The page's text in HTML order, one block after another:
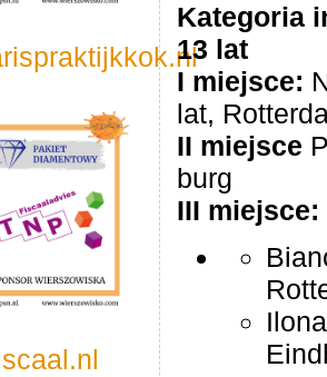
Kate­go­ria
13 lat
I miej­sce:
lat,
II miej­sce
burg
III miejsce: